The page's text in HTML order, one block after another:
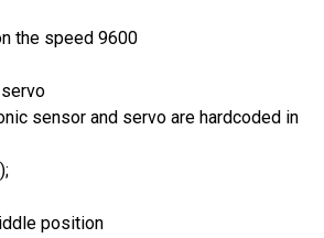
the speed 9600
sensor and servo are hardcoded in
position